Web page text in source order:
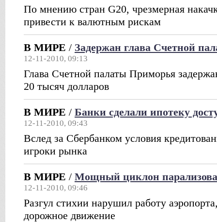
По мнению стран G20, чрезмерная
привести к валютным рискам
В МИРЕ / Задержан глава Счетной
12-11-2010, 09:13
Глава Счетной палаты Приморья
20 тысяч долларов
В МИРЕ / Банки сделали ипотеку
12-11-2010, 09:43
Вслед за Сбербанком условия
игроки рынка
В МИРЕ / Мощный циклон
12-11-2010, 09:46
Разгул стихии нарушил работу
дорожное движение